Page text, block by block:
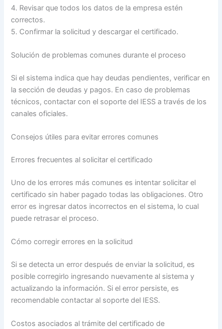
4. Revisar que todos los datos de la empresa estén
correctos.
5. Confirmar la solicitud y descargar el certificado.
Solución de problemas comunes durante el proceso
Si el sistema indica que hay deudas pendientes, verificar en
la sección de deudas y pagos. En caso de problemas
técnicos, contactar con el soporte del IESS a través de los
canales oficiales.
Consejos útiles para evitar errores comunes
Errores frecuentes al solicitar el certificado
Uno de los errores más comunes es intentar solicitar el
certificado sin haber pagado todas las obligaciones. Otro
error es ingresar datos incorrectos en el sistema, lo cual
puede retrasar el proceso.
Cómo corregir errores en la solicitud
Si se detecta un error después de enviar la solicitud, es
posible corregirlo ingresando nuevamente al sistema y
actualizando la información. Si el error persiste, es
recomendable contactar al soporte del IESS.
Costos asociados al trámite del certificado de